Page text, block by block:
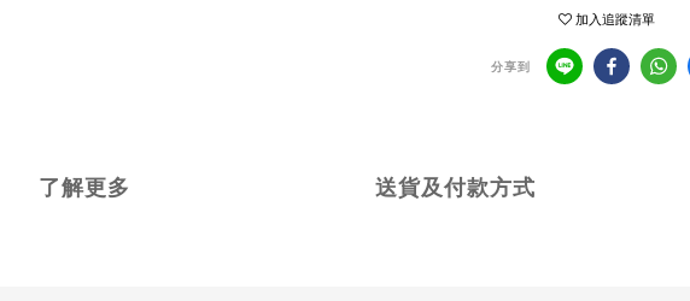
加入追蹤清單
分享到
了解更多 送貨及付款方式